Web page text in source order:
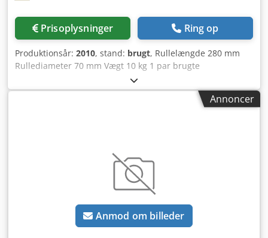
Prisoplysninger Ring op
Produktionsår: 2010, stand: brugt, Rullelængde 280 mm
Rullediameter 70 mm Vægt 10 kg 1 par brugte
varebaneførere, Cjdpfx Adjw Tdvbjqsrf Type KF 2020
pneum. Udførelse venstre + højre, Prisen er for 1 par.
Annoncer
Anmod om billeder